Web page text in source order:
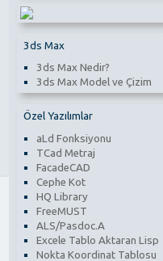
3ds Max
3ds Max Nedir?
3ds Max Model ve Çizim
Özel Yazılımlar
aLd Fonksiyonu
TCad Metraj
FacadeCAD
Cephe Kot
HQ Library
FreeMUST
ALS/Pasdoc.A
Excele Tablo Aktaran Lisp
Nokta Koordinat Tablosu